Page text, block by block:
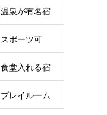
温泉が有名宿
スポーツ可
食堂入れる宿
プレイルーム